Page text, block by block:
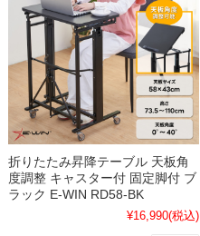
折りたたみ昇降テーブル 天板角
度調整 キャスター付 固定脚付 ブ
ラック E-WIN RD58-BK
¥16,990(税込)